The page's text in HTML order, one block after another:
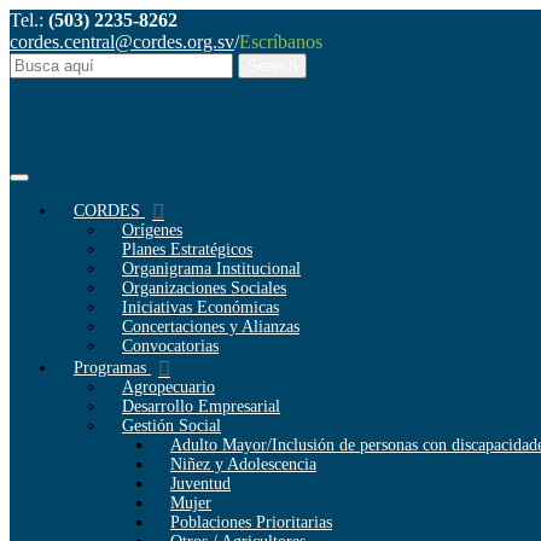
Tel.: (503) 2235-8262
cordes.central@cordes.org.sv/Escríbanos
CORDES
Orígenes
Planes Estratégicos
Organigrama Institucional
Organizaciones Sociales
Iniciativas Económicas
Concertaciones y Alianzas
Convocatorias
Programas
Agropecuario
Desarrollo Empresarial
Gestión Social
Adulto Mayor/Inclusión de personas con
Niñez y Adolescencia
Juventud
Mujer
Poblaciones Prioritarias